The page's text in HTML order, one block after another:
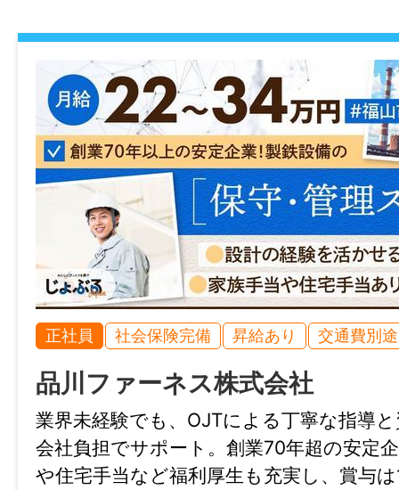
給プラス1,000円)
資格取得補助あり(警備員2級資格を取る為
社が負担します)
時間外手当あり(法令通り1.25倍)
加入保険等
社会保険完備（雇用・健康・労災・厚生）
マイカー通勤
可
基本なし
特記事項
・受動喫煙防止対策：屋内禁煙：屋外の決
正社員 社会保険完備 昇給あり 交通費別
品川ファーネス株式会社
業界未経験でも、OJTによる丁寧な指導
会社負担でサポート。創業70年超の安定
や住宅手当など福利厚生も充実し、賞与